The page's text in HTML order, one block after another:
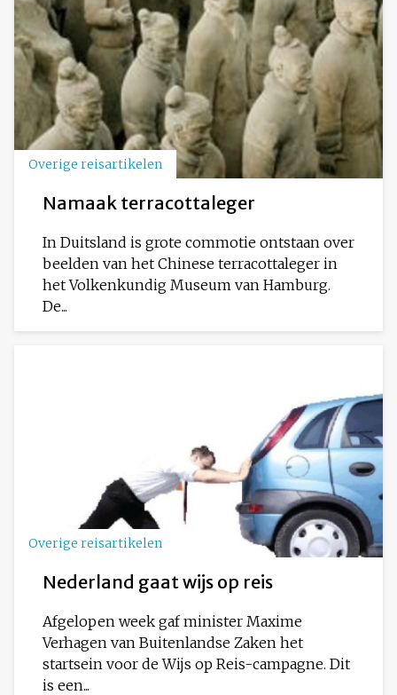
Overige reisartikelen
Namaak terracottaleger
In Duitsland is grote commotie ontstaan over
beelden van het Chinese terracottaleger in
het Volkenkundig Museum van Hamburg.
De...
Overige reisartikelen
Nederland gaat wijs op reis
Afgelopen week gaf minister Maxime
Verhagen van Buitenlandse Zaken het
startsein voor de Wijs op Reis-campagne. Dit
is een...